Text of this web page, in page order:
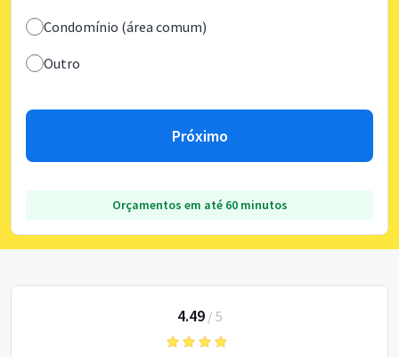
Condomínio (área comum)
Outro
Próximo
Orçamentos em até 60 minutos
4.49/ 5